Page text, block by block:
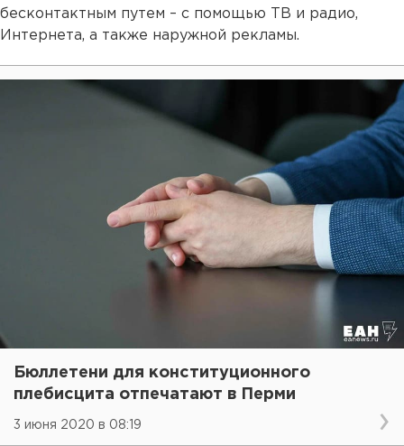
бесконтактным путем – с помощью ТВ и радио,
Интернета, а также наружной рекламы.
Бюллетени для конституционного
плебисцита отпечатают в Перми
3 июня 2020 в 08:19